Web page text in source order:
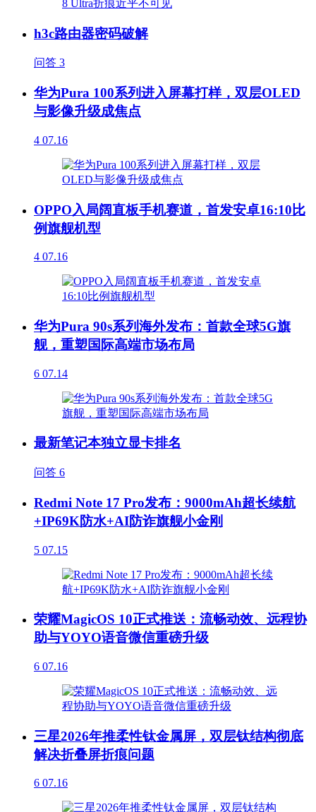
h3c路由器密码破解
问答 3
华为Pura 100系列进入屏幕打样，双层OLED
与影像升级成焦点
4 07.16
OPPO入局阔直板手机赛道，首发安卓16:10比
例旗舰机型
4 07.16
华为Pura 90s系列海外发布：首款全球5G旗
舰，重塑国际高端市场布局
6 07.14
最新笔记本独立显卡排名
问答 6
Redmi Note 17 Pro发布：9000mAh超长续航
+IP69K防水+AI防诈旗舰小金刚
5 07.15
荣耀MagicOS 10正式推送：流畅动效、远程协
助与YOYO语音微信重磅升级
6 07.16
三星2026年推柔性钛金属屏，双层钛结构彻底
解决折叠屏折痕问题
6 07.16